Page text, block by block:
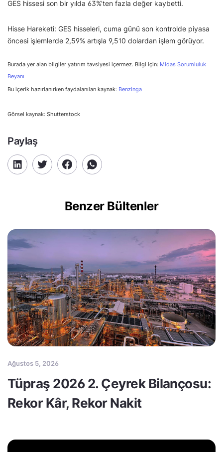
GES hissesi son bir yılda 63%’ten fazla değer kaybetti.
Hisse Hareketi: GES hisseleri, cuma günü son kontrolde piyasa
öncesi işlemlerde 2,59% artışla 9,510 dolardan işlem görüyor.
Burada yer alan bilgiler yatırım tavsiyesi içermez. Bilgi için: Midas Sorumluluk
Beyanı
Bu içerik hazırlanırken faydalanılan kaynak: Benzinga
Görsel kaynak: Shutterstock
Paylaş
Benzer Bültenler
Ağustos 5, 2026
Tüpraş 2026 2. Çeyrek Bilançosu:
Rekor Kâr, Rekor Nakit